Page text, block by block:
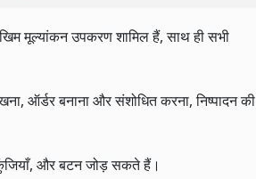
मूल्यांकन उपकरण शामिल हैं, साथ ही सभी
ऑर्डर बनाना और संशोधित करना, निष्पादन की
और बटन जोड़ सकते हैं।